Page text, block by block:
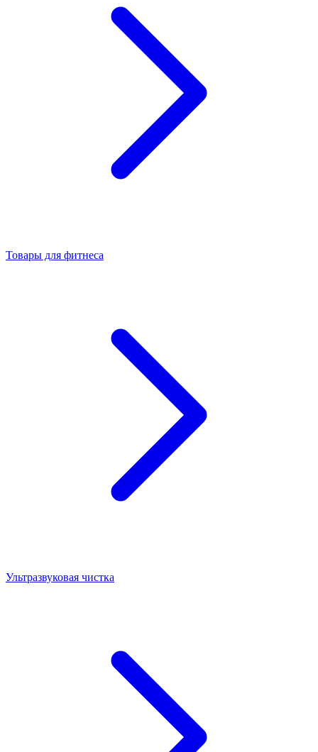
Товары для фитнеса
Ультразвуковая чистка